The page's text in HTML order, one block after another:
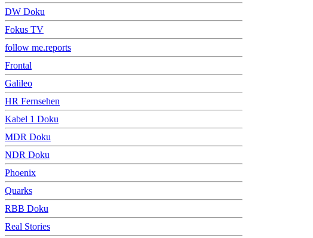
DW Doku
Fokus TV
follow me.reports
Frontal
Galileo
HR Fernsehen
Kabel 1 Doku
MDR Doku
NDR Doku
Phoenix
Quarks
RBB Doku
Real Stories